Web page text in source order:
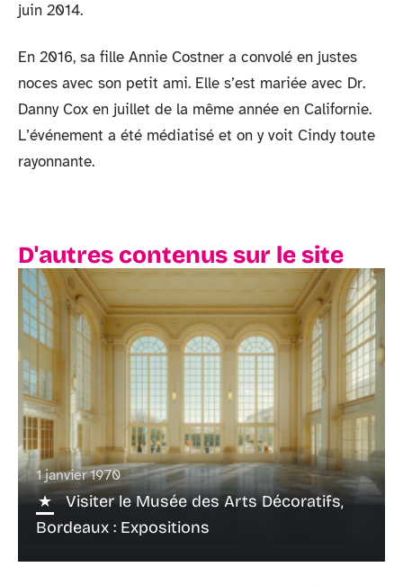
juin 2014.
En 2016, sa fille Annie Costner a convolé en justes
noces avec son petit ami. Elle s’est mariée avec Dr.
Danny Cox en juillet de la même année en Californie.
L’événement a été médiatisé et on y voit Cindy toute
rayonnante.
D'autres contenus sur le site
1 janvier 1970
Visiter le Musée des Arts Décoratifs,
Bordeaux : Expositions